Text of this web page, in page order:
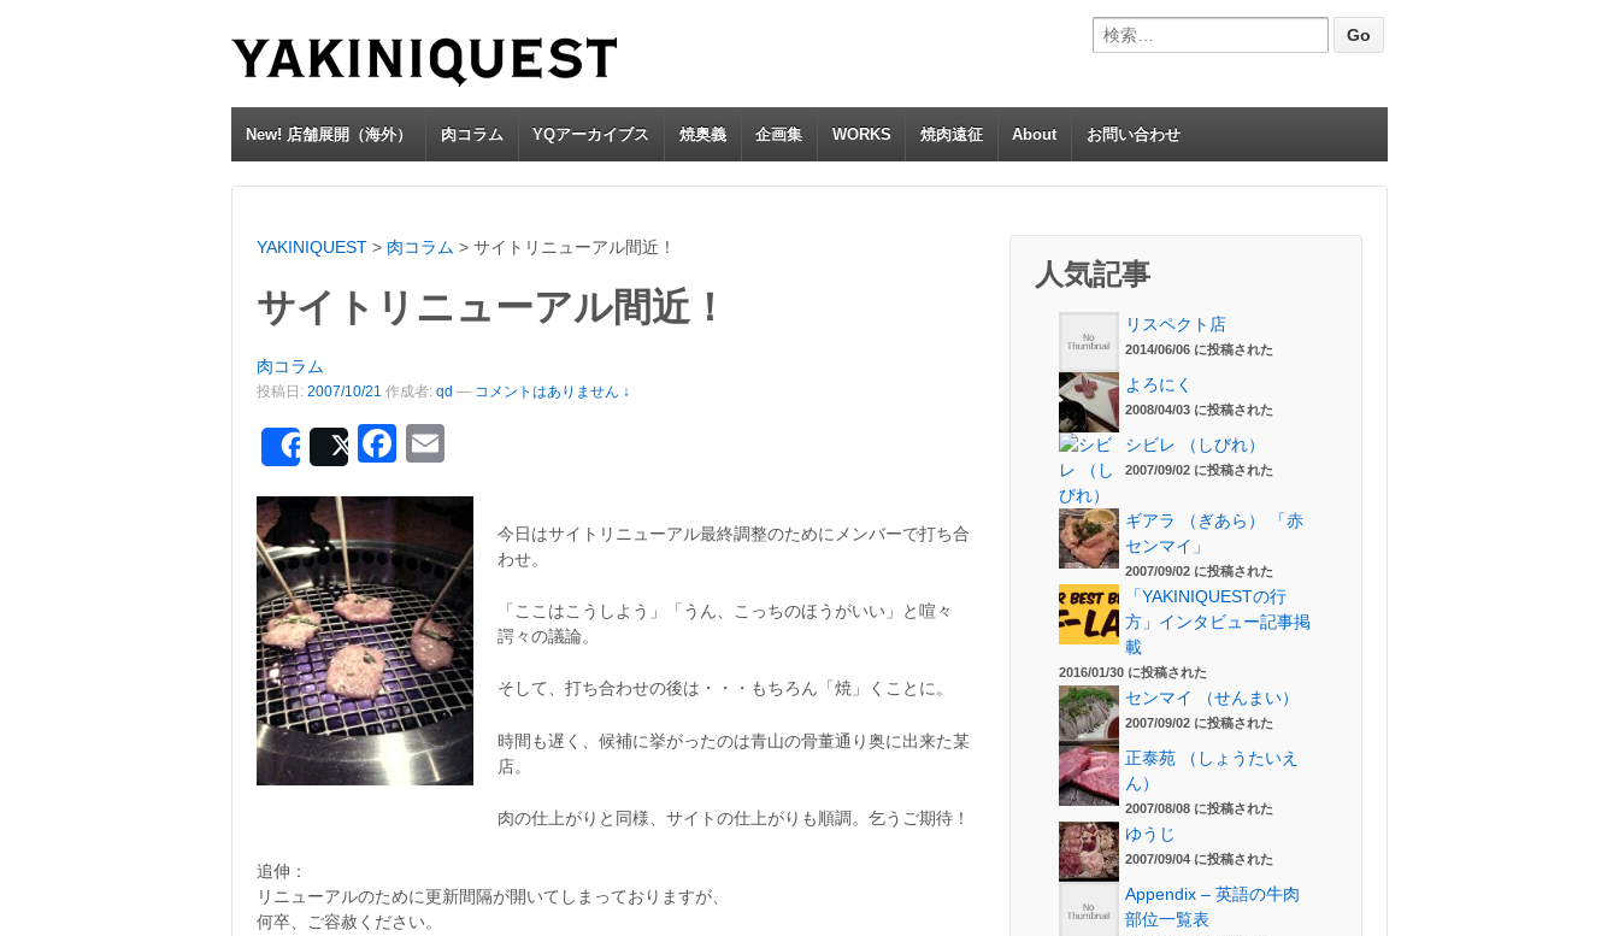
Search for:
New! 店舗展開（海外） 肉コラム YQアーカイブス 焼奥義 企画集 WORKS 焼肉遠征 About お問い合わせ
YAKINIQUEST > 肉コラム > サイトリニューアル間近！
サイトリニューアル間近！
肉コラム
投稿日: 2007/10/21 作成者: qd — コメントはありません ↓
SharePostFacebook
今日はサイトリニューアル最終調整のためにメンバーで打ち合
わせ。
「ここはこうしよう」「うん、こっちのほうがいい」と喧々
諤々の議論。
そして、打ち合わせの後は・・・もちろん「焼」くことに。
時間も遅く、候補に挙がったのは青山の骨董通り奥に出来た某
店。
肉の仕上がりと同様、サイトの仕上がりも順調。乞うご期待！
追伸：
リニューアルのために更新間隔が開いてしまっておりますが、
何卒、ご容赦ください。
人気記事
リスペクト店
2014/06/06 に投稿された
よろにく
2008/04/03 に投稿された
シビレ （しびれ）
2007/09/02 に投稿された
ギアラ （ぎあら） 「赤
センマイ」
2007/09/02 に投稿された
「YAKINIQUESTの行
方」インタビュー記事掲
載
2016/01/30 に投稿された
センマイ （せんまい）
2007/09/02 に投稿された
正泰苑 （しょうたいえ
ん）
2007/08/08 に投稿された
ゆうじ
2007/09/04 に投稿された
Appendix – 英語の牛肉
部位一覧表